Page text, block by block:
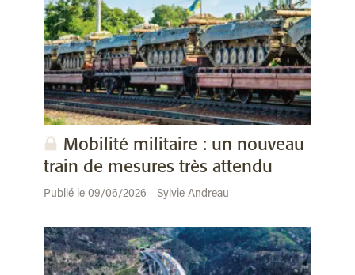
Mobilité militaire : un nouveau
train de mesures très attendu
Publié le 09/06/2026 - Sylvie Andreau